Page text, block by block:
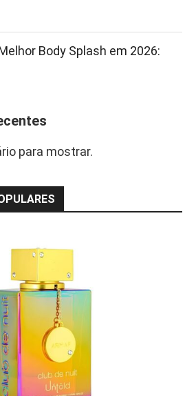
Body Splash em 2026:
para mostrar.